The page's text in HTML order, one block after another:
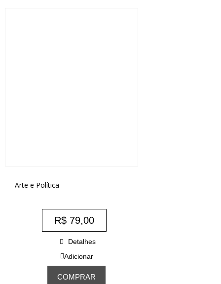
Arte e Política
R$79,00
Detalhes
Adicionar
COMPRAR